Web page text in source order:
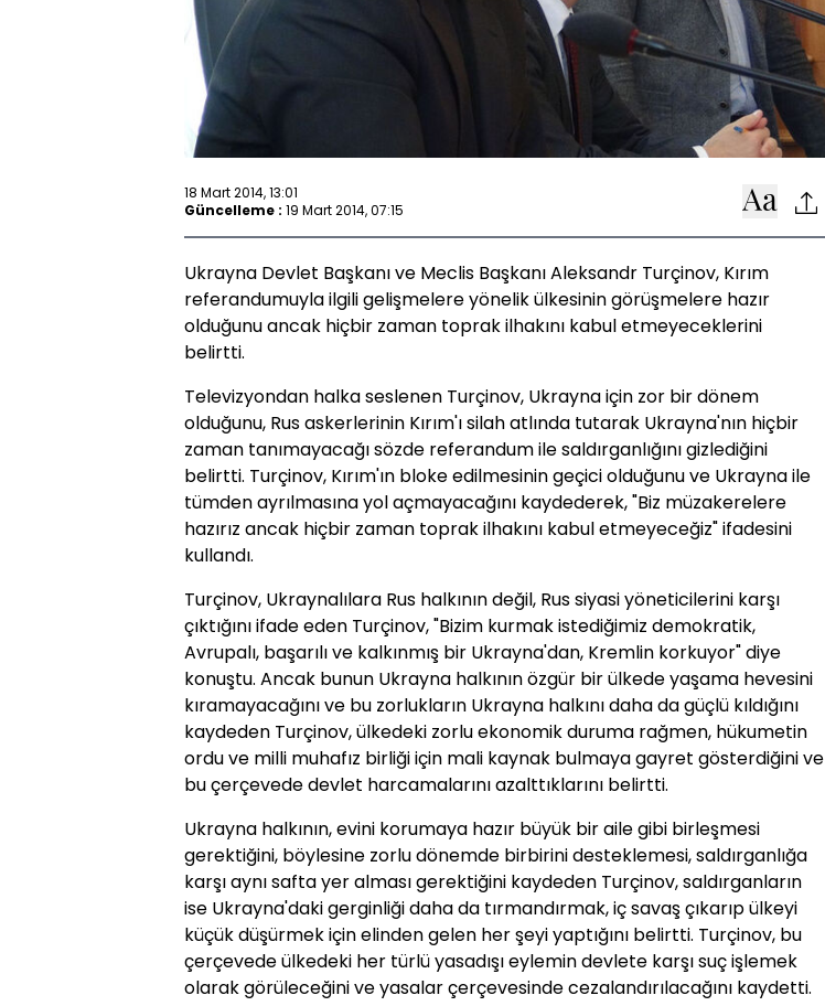
18 Mart 2014, 13:01
Güncelleme : 19 Mart 2014, 07:15
Ukrayna Devlet Başkanı ve Meclis Başkanı Aleksandr Turçinov, Kırım
referandumuyla ilgili gelişmelere yönelik ülkesinin görüşmelere hazır
olduğunu ancak hiçbir zaman toprak ilhakını kabul etmeyeceklerini
belirtti.
Televizyondan halka seslenen Turçinov, Ukrayna için zor bir dönem
olduğunu, Rus askerlerinin Kırım'ı silah atlında tutarak Ukrayna'nın hiçbir
zaman tanımayacağı sözde referandum ile saldırganlığını gizlediğini
belirtti. Turçinov, Kırım'ın bloke edilmesinin geçici olduğunu ve Ukrayna ile
tümden ayrılmasına yol açmayacağını kaydederek, "Biz müzakerelere
hazırız ancak hiçbir zaman toprak ilhakını kabul etmeyeceğiz" ifadesini
kullandı.
Turçinov, Ukraynalılara Rus halkının değil, Rus siyasi yöneticilerini karşı
çıktığını ifade eden Turçinov, "Bizim kurmak istediğimiz demokratik,
Avrupalı, başarılı ve kalkınmış bir Ukrayna'dan, Kremlin korkuyor" diye
konuştu. Ancak bunun Ukrayna halkının özgür bir ülkede yaşama hevesini
kıramayacağını ve bu zorlukların Ukrayna halkını daha da güçlü kıldığını
kaydeden Turçinov, ülkedeki zorlu ekonomik duruma rağmen, hükumetin
ordu ve milli muhafız birliği için mali kaynak bulmaya gayret gösterdiğini ve
bu çerçevede devlet harcamalarını azalttıklarını belirtti.
Ukrayna halkının, evini korumaya hazır büyük bir aile gibi birleşmesi
gerektiğini, böylesine zorlu dönemde birbirini desteklemesi, saldırganlığa
karşı aynı safta yer alması gerektiğini kaydeden Turçinov, saldırganların
ise Ukrayna'daki gerginliği daha da tırmandırmak, iç savaş çıkarıp ülkeyi
küçük düşürmek için elinden gelen her şeyi yaptığını belirtti. Turçinov, bu
çerçevede ülkedeki her türlü yasadışı eylemin devlete karşı suç işlemek
olarak görüleceğini ve yasalar çerçevesinde cezalandırılacağını kaydetti.